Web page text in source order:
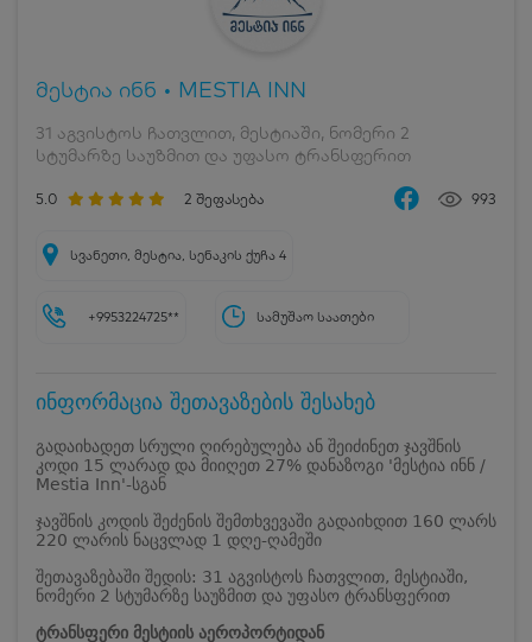
მესტია ინნ • MESTIA INN
31 აგვისტოს ჩათვლით, მესტიაში, ნომერი 2
სტუმარზე საუზმით და უფასო ტრანსფერით
5.0 2 შეფასება 993
სვანეთი, მესტია, სენაკის ქუჩა 4
+9953224725** სამუშაო საათები
ინფორმაცია შეთავაზების შესახებ
გადაიხადეთ სრული ღირებულება ან შეიძინეთ ჯავშნის
კოდი 15 ლარად და მიიღეთ 27% დანაზოგი 'მესტია ინნ /
Mestia Inn'-სგან
ჯავშნის კოდის შეძენის შემთხვევაში გადაიხდით 160 ლარს
220 ლარის ნაცვლად 1 დღე-ღამეში
შეთავაზებაში შედის: 31 აგვისტოს ჩათვლით, მესტიაში,
ნომერი 2 სტუმარზე საუზმით და უფასო ტრანსფერით
ტრანსფერი მესტიის აეროპორტიდან